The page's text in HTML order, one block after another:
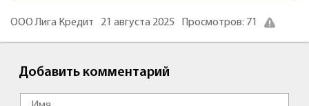
ООО Лига Кредит 21 августа 2025 Просмотров: 71
Добавить комментарий